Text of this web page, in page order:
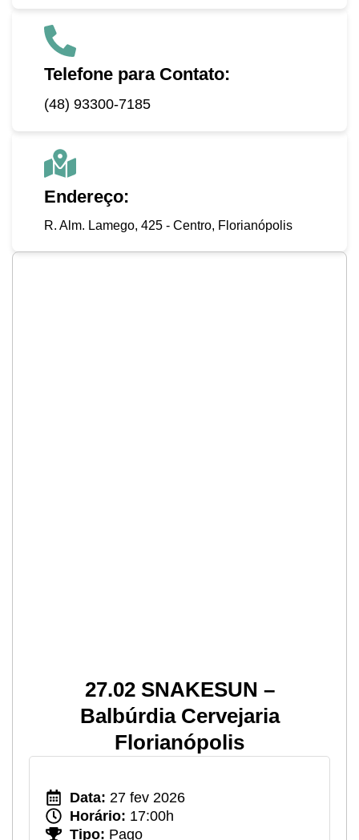
Telefone para Contato:
(48) 93300-7185
Endereço:
R. Alm. Lamego, 425 - Centro, Florianópolis
27.02 SNAKESUN –
Balbúrdia Cervejaria
Florianópolis
Data: 27 fev 2026
Horário: 17:00h
Tipo: Pago